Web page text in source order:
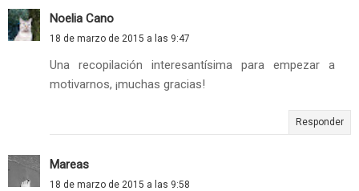
Noelia Cano
18 de marzo de 2015 a las 9:47
Una recopilación interesantísima para empezar a
motivarnos, ¡muchas gracias!
Responder
Mareas
18 de marzo de 2015 a las 9:58